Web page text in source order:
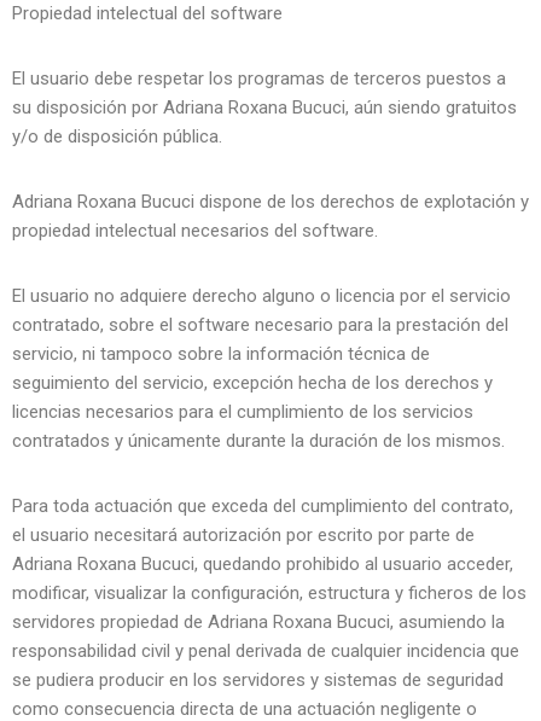
Propiedad intelectual del software
El usuario debe respetar los programas de terceros puestos a
su disposición por Adriana Roxana Bucuci, aún siendo gratuitos
y/o de disposición pública.
Adriana Roxana Bucuci dispone de los derechos de explotación y
propiedad intelectual necesarios del software.
El usuario no adquiere derecho alguno o licencia por el servicio
contratado, sobre el software necesario para la prestación del
servicio, ni tampoco sobre la información técnica de
seguimiento del servicio, excepción hecha de los derechos y
licencias necesarios para el cumplimiento de los servicios
contratados y únicamente durante la duración de los mismos.
Para toda actuación que exceda del cumplimiento del contrato,
el usuario necesitará autorización por escrito por parte de
Adriana Roxana Bucuci, quedando prohibido al usuario acceder,
modificar, visualizar la configuración, estructura y ficheros de los
servidores propiedad de Adriana Roxana Bucuci, asumiendo la
responsabilidad civil y penal derivada de cualquier incidencia que
se pudiera producir en los servidores y sistemas de seguridad
como consecuencia directa de una actuación negligente o